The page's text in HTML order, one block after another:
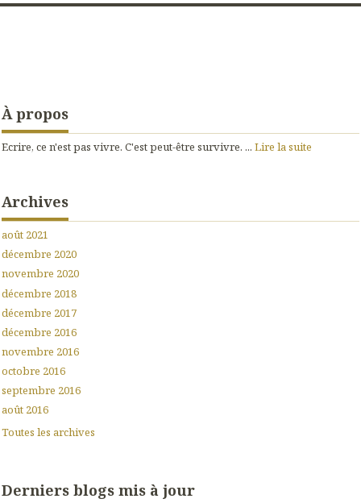
À propos
Ecrire, ce n'est pas vivre. C'est peut-être survivre. ... Lire la suite
Archives
août 2021
décembre 2020
novembre 2020
décembre 2018
décembre 2017
décembre 2016
novembre 2016
octobre 2016
septembre 2016
août 2016
Toutes les archives
Derniers blogs mis à jour